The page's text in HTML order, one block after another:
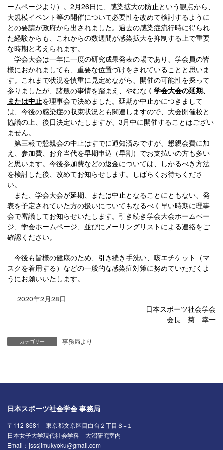
ームページより）。 2月26日に、感染拡大の防止という観点から、
大規模イベント等の開催について必要性を改めて検討するように
との要請が政府から出されました。過去の感染症流行時に得られ
た経験からも、これからの数週間が感染拡大を抑制する上で重要
な時期と考えられます。
学会大会は一年に一度の研究成果発表の場であり、学会員の皆
様におかれましても、重要な位置づけをされていることと思いま
す。これまで状況を慎重に見定めながら、開催の可能性を探って
参りましたが、諸般の事情を踏まえ、やむなく 学会大会の延期、
または中止を理事会で決めました。延期か中止かにつきまして
は、今後の感染症の収束状況とも関連しますので、大会開催校と
協議の上、後日決定いたしますが、 3月中に開催することはござい
ません。
第三報で懇親会の中止はすでに通知済みですが、懇親会費に加
え、参加費、お弁当代を早期申込（早割）でお支払いの方も多い
と思います。今後参加費などの返金については、しかるべき方法
を検討した後、改めてお知らせします。しばらくお待ちくださ
い。
また、学会大会が延期、または中止となることにともない、発
表を予定されていた方の扱いについてもなるべく早い時期に理事
会で審議してお知らせいたします。引き続き学会大会ホームペー
ジ、学会ホームページ、並びにメーリングリストによる連絡をご
確認ください。
今後も皆様の健康のため、引き続き手洗い、咳エチケット（マ
スクを着用する）などの一般的な感染症対策に努めていただくよ
うにお願いいたします。
2020年2 月 28 日
日本スポーツ社会学会
会長 菊 幸一
カテゴリー 事務局より
日本スポーツ社会学会 事務局
〒112-8681 東京都文京区目白台２丁目８−１
日本女子大学現代社会学科 大沼研究室内
Email：jsssjimukyoku@gmail.com